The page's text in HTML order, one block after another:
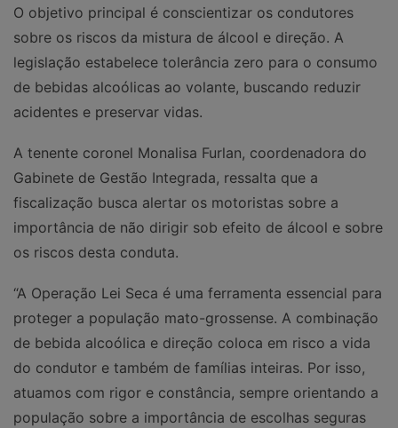
O objetivo principal é conscientizar os condutores
sobre os riscos da mistura de álcool e direção. A
legislação estabelece tolerância zero para o consumo
de bebidas alcoólicas ao volante, buscando reduzir
acidentes e preservar vidas.
A tenente coronel Monalisa Furlan, coordenadora do
Gabinete de Gestão Integrada, ressalta que a
fiscalização busca alertar os motoristas sobre a
importância de não dirigir sob efeito de álcool e sobre
os riscos desta conduta.
“A Operação Lei Seca é uma ferramenta essencial para
proteger a população mato-grossense. A combinação
de bebida alcoólica e direção coloca em risco a vida
do condutor e também de famílias inteiras. Por isso,
atuamos com rigor e constância, sempre orientando a
população sobre a importância de escolhas seguras